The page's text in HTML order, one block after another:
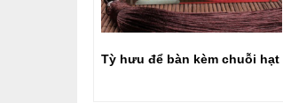
Tỳ hưu để bàn kèm chuỗi hạt